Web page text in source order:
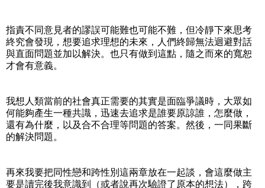
指責不同意見者的謬誤可能難也可能不難，但冷靜下來思考
終究會發現，想要追求理想的未來，人們終歸無法迴避對話
與直面問題並加以解決。也只有做到這點，隨之而來的寬恕
才會有意義。
我想人類當前的社會真正需要的其實是面臨爭議時，大眾如
何能夠產生一種共識，迅速去追求是誰要原諒誰，怎麼做，
還有為什麼，以及合不合理等問題的答案。然後，一同果斷
的解決問題。
再來我要把同性戀和跨性別這兩章放在一起談，會這麼做主
要是讀完後我意識到（或者說再次驗證了原本的想法），跨